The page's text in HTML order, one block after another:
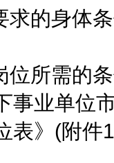
的身体
所需的条
事业单位
表》(附件